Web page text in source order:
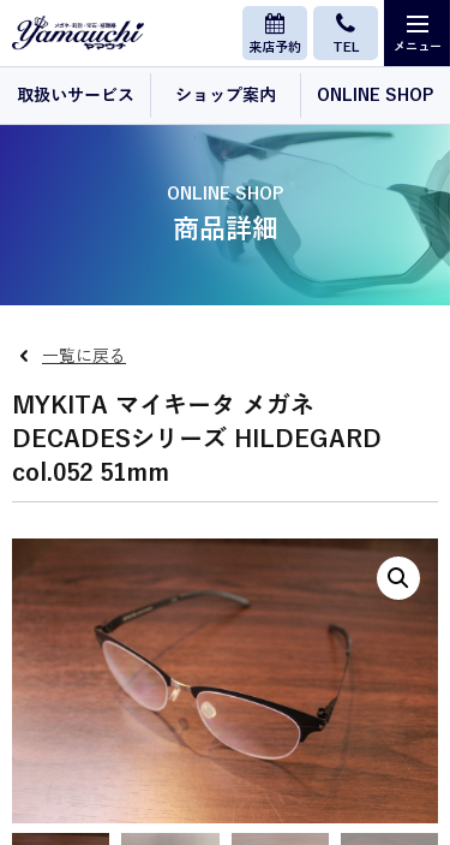
来店予約 TEL
取扱いサービス ショップ案内 ONLINE SHOP
ONLINE SHOP
商品詳細
一覧に戻る
MYKITA マイキータ メガネ
DECADESシリーズ HILDEGARD
col.052 51mm